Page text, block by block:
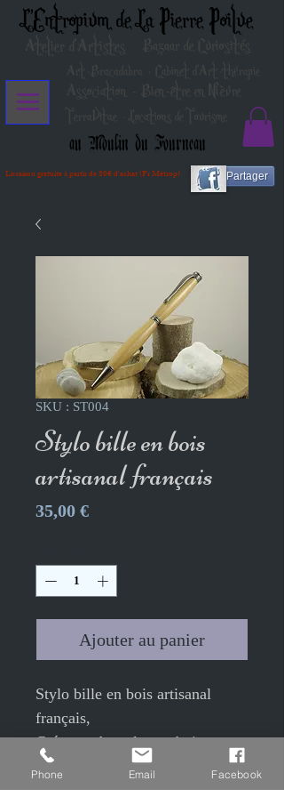
L'Entropium de La Pierre Poilue
Atelier d'Artistes Bazaar de Curiosités
au Moulin du Fourneau
Partager
Livraison gratuite à partir de 80€ d'achat (Fr Métrop)
Art-Bracadabra - Cabinet d'Art-thérapie
TerraVitae - Locations de Tourisme
Association - Bien-être en Nièvre
SKU : ST004
Stylo bille en bois
artisanal français
35,00 €Prix
Ajouter au panier
Stylo bille en bois artisanal
français,
Créateur de stylos en bois
fabriqués artisanalement en
France dans notre atelier par
Phone Email Facebook